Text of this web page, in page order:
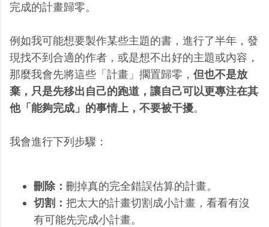
完成的計畫歸零。
例如我可能想要製作某些主題的書，進行了半年，發
現找不到合適的作者，或是想不出好的主題或內容，
那麼我會先將這些「計畫」擱置歸零， 但也不是放
棄，只是先移出自己的跑道，讓自己可以更專注在其
他「能夠完成」的事情上，不要被干擾。
我會進行下列步驟：
刪除： 刪掉真的完全錯誤估算的計畫。
切割： 把太大的計畫切割成小計畫，看看有沒
有可能先完成小計畫。